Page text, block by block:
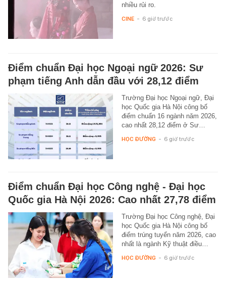
nhiều rủi ro.
CINE - 6 giờ trước
Điểm chuẩn Đại học Ngoại ngữ 2026: Sư
phạm tiếng Anh dẫn đầu với 28,12 điểm
Trường Đại học Ngoại ngữ, Đại
học Quốc gia Hà Nội công bố
điểm chuẩn 16 ngành năm 2026,
cao nhất 28,12 điểm ở Sư…
HỌC ĐƯỜNG - 6 giờ trước
Điểm chuẩn Đại học Công nghệ - Đại học
Quốc gia Hà Nội 2026: Cao nhất 27,78 điểm
Trường Đại học Công nghệ, Đại
học Quốc gia Hà Nội công bố
điểm trúng tuyển năm 2026, cao
nhất là ngành Kỹ thuật điều…
HỌC ĐƯỜNG - 6 giờ trước